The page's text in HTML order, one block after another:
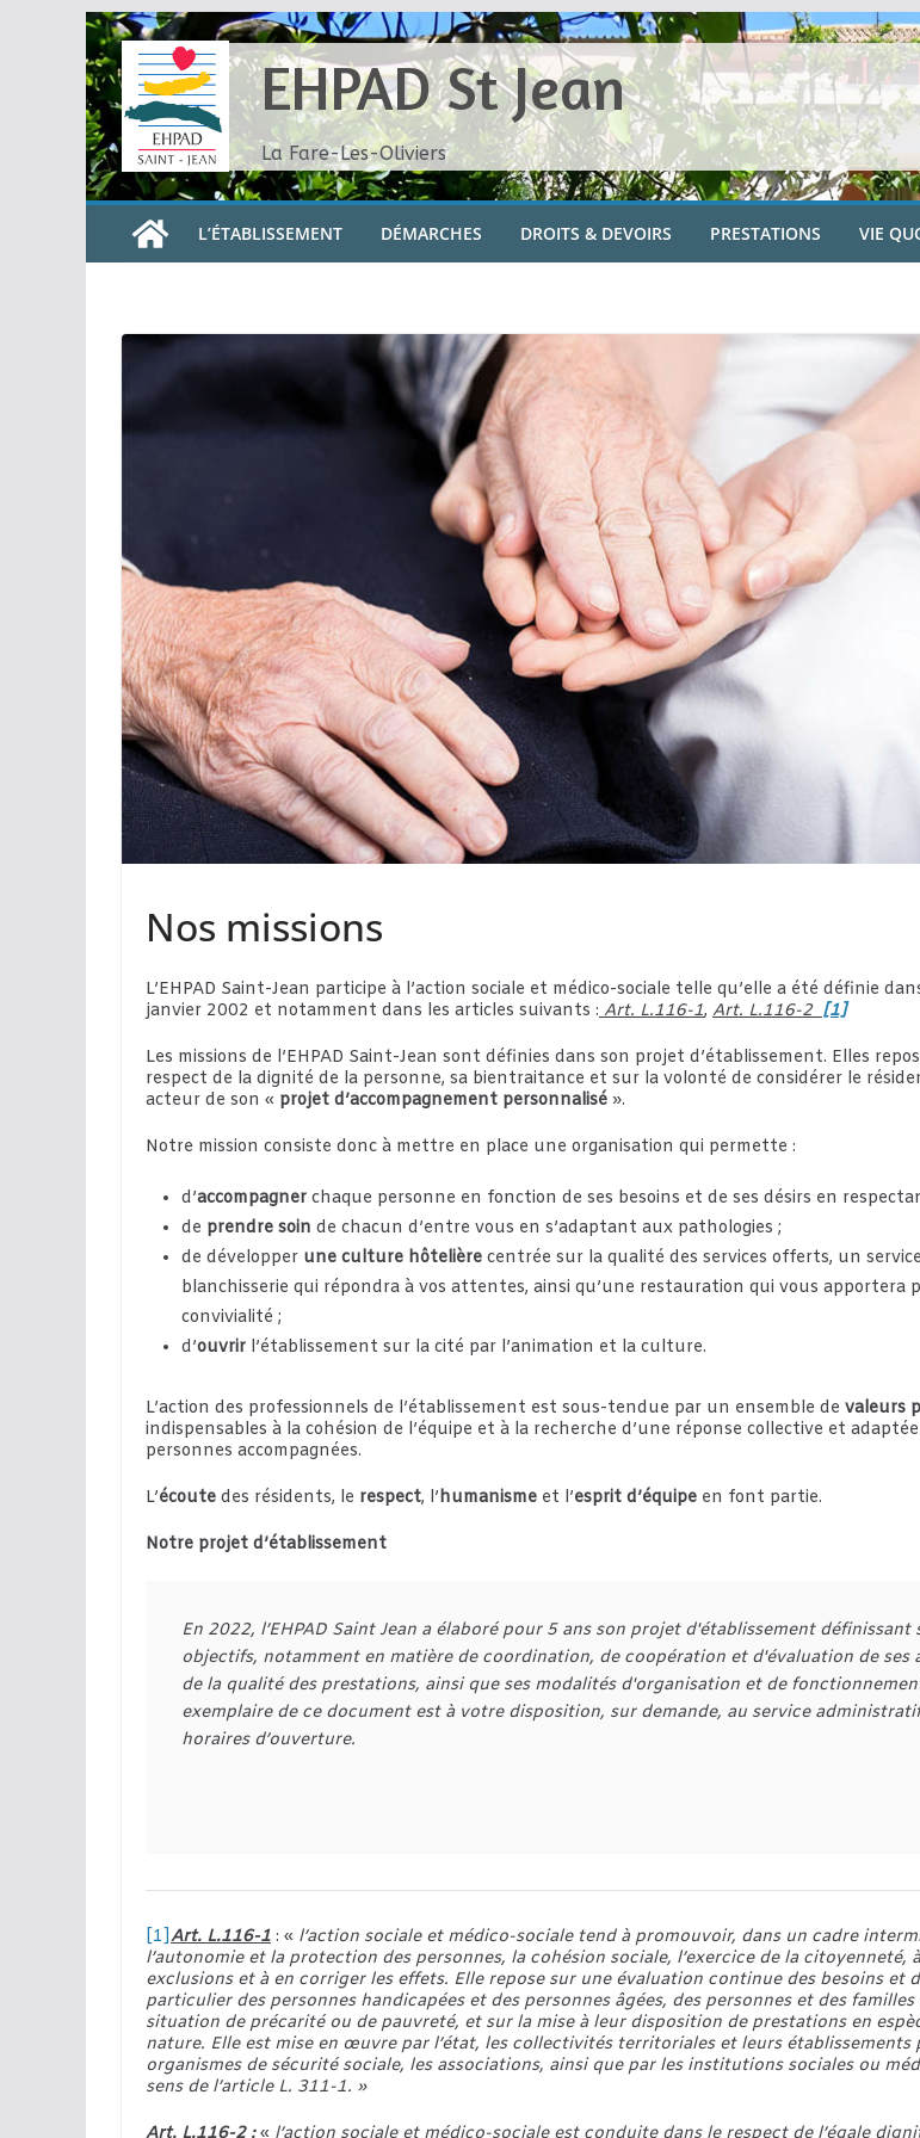
Skip
to
content
EHPAD St Jean
La Fare-Les-Oliviers
L’ÉTABLISSEMENT DÉMARCHES DROITS & DEVOIRS PRESTATIONS VIE
Nos missions
L’EHPAD Saint-Jean participe à l’action sociale et médico-sociale telle qu’elle a été définie
janvier 2002 et notamment dans les articles suivants :Art. L.116-1, Art. L.116-2[1]
Les missions de l’EHPAD Saint-Jean sont définies dans son projet d’établissement. Elles
respect de la dignité de la personne, sa bientraitance et sur la volonté de considérer le
acteur de son « projet d’accompagnement personnalisé ».
Notre mission consiste donc à mettre en place une organisation qui permette :
d’accompagner chaque personne en fonction de ses besoins et de ses désirs en
de prendre soin de chacun d’entre vous en s’adaptant aux pathologies ;
de développer une culture hôtelière centrée sur la qualité des services offerts, un
blanchisserie qui répondra à vos attentes, ainsi qu’une restauration qui vous apportera
convivialité ;
d’ouvrir l’établissement sur la cité par l’animation et la culture.
L’action des professionnels de l’établissement est sous-tendue par un ensemble de valeurs
indispensables à la cohésion de l’équipe et à la recherche d’une réponse collective et
personnes accompagnées.
L’écoute des résidents, le respect, l’humanisme et l’esprit d’équipe en font partie.
Notre projet d’établissement
En 2022, l’EHPAD Saint Jean a élaboré pour 5 ans son projet d'établissement définissant
objectifs, notamment en matière de coordination, de coopération et d'évaluation de ses
de la qualité des prestations, ainsi que ses modalités d'organisation et de
exemplaire de ce document est à votre disposition, sur demande, au service
horaires d’ouverture.
[1]Art. L.116-1 : « l’action sociale et médico-sociale tend à promouvoir, dans un cadre
l’autonomie et la protection des personnes, la cohésion sociale, l’exercice de la citoyenneté,
exclusions et à en corriger les effets. Elle repose sur une évaluation continue des besoins et
particulier des personnes handicapées et des personnes âgées, des personnes et des
situation de précarité ou de pauvreté, et sur la mise à leur disposition de prestations en
nature. Elle est mise en œuvre par l’état, les collectivités territoriales et leurs établissements
organismes de sécurité sociale, les associations, ainsi que par les institutions sociales ou
sens de l’article L. 311-1. »